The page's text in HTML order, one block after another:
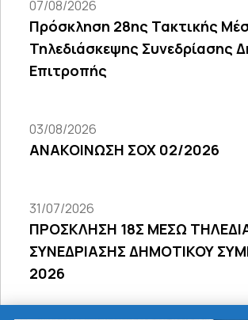
07/08/2026
Πρόσκληση 28ης Τακτικής
Τηλεδιάσκεψης Συνεδρίασης
Επιτροπής
03/08/2026
ΑΝΑΚΟΙΝΩΣΗ ΣΟΧ 02/2026
31/07/2026
ΠΡΟΣΚΛΗΣΗ 18Σ ΜΕΣΩ
ΣΥΝΕΔΡΙΑΣΗΣ ΔΗΜΟΤΙΚΟΥ
2026